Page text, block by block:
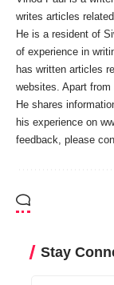
writes articles
He is a resident of
of experience in
has written articles
websites. Apart
He shares
his experience on
feedback, please
Stay